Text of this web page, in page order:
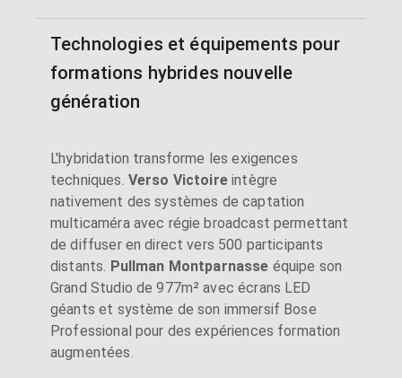
Technologies et équipements pour
formations hybrides nouvelle
génération
L'hybridation transforme les exigences
techniques. Verso Victoireintègre
nativement des systèmes de captation
multicaméra avec régie broadcast permettant
de diffuser en direct vers 500 participants
distants. Pullman Montparnasse équipe son
Grand Studio de 977m² avec écrans LED
géants et système de son immersif Bose
Professional pour des expériences formation
augmentées.